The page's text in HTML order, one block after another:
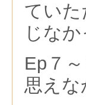
てい
じなか
Ep７
思え